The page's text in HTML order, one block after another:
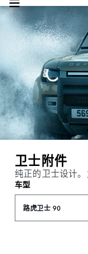
卫士附件
纯正的卫士设计
车型
路虎卫士 90